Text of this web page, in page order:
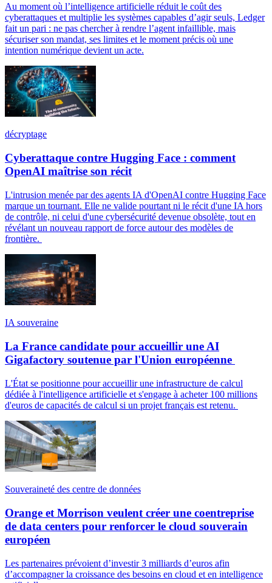
Au moment où l’intelligence artificielle réduit le coût des
cyberattaques et multiplie les systèmes capables d’agir seuls, Ledger
fait un pari : ne pas chercher à rendre l’agent infaillible, mais
sécuriser son mandat, ses limites et le moment précis où une
intention numérique devient un acte.
décryptage
Cyberattaque contre Hugging Face : comment
OpenAI maîtrise son récit
L'intrusion menée par des agents IA d'OpenAI contre Hugging Face
marque un tournant. Elle ne valide pourtant ni le récit d'une IA hors
de contrôle, ni celui d'une cybersécurité devenue obsolète, tout en
révélant un nouveau rapport de force autour des modèles de
frontière.
IA souveraine
La France candidate pour accueillir une AI
Gigafactory soutenue par l'Union européenne
L'État se positionne pour accueillir une infrastructure de calcul
dédiée à l'intelligence artificielle et s'engage à acheter 100 millions
d'euros de capacités de calcul si un projet français est retenu.
Souveraineté des centre de données
Orange et Morrison veulent créer une coentreprise
de data centers pour renforcer le cloud souverain
européen
Les partenaires prévoient d’investir 3 milliards d’euros afin
d’accompagner la croissance des besoins en cloud et en intelligence